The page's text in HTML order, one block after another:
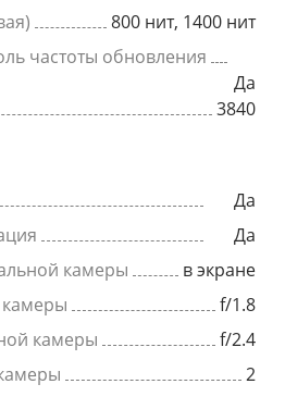
800 нит, 1400 нит
частоты обновления
Да
3840
Да
Да
камеры
в экране
f/1.8
камеры
f/2.4
2